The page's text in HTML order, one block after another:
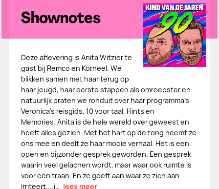
Shownotes
Deze aflevering is Anita Witzier te
gast bij Remco en Korneel. We
blikken samen met haar terug op
haar jeugd, haar eerste stappen als omroepster en
natuurlijk praten we ronduit over haar programma’s
Veronica’s reisgids, 10 voor taal, Hints en
Memories. Anita is de hele wereld over geweest en
heeft alles gezien. Met het hart op de tong neemt ze
ons mee en deelt ze haar mooie verhaal. Het is een
open en bijzonder gesprek geworden. Een gesprek
waarin veel gelachen wordt, maar waar ook ruimte is
voor een traan. En ze geeft aan waar ze zich aan
irriteert....i… lees meer